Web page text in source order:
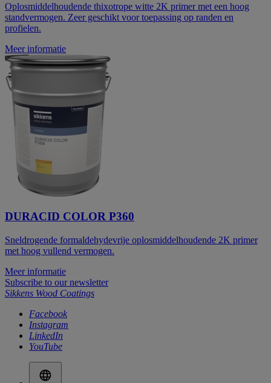
Oplosmiddelhoudende thixotrope witte 2K primer met een hoog
standvermogen. Zeer geschikt voor toepassing op randen en
profielen.
Meer informatie
DURACID COLOR P360
Sneldrogende formaldehydevrije oplosmiddelhoudende 2K primer
met hoog vullend vermogen.
Meer informatie
Subscribe to our newsletter
Sikkens Wood Coatings
Facebook
Instagram
LinkedIn
YouTube